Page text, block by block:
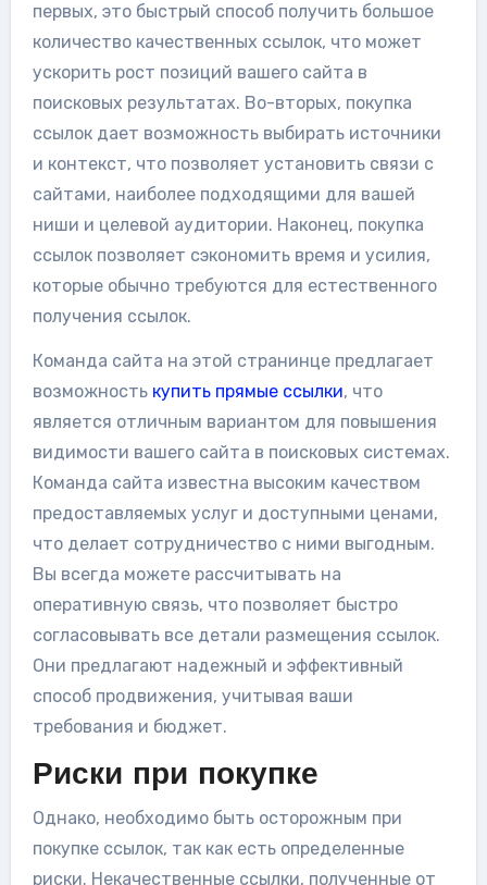
первых, это быстрый способ получить большое
количество качественных ссылок, что может
ускорить рост позиций вашего сайта в
поисковых результатах. Во-вторых, покупка
ссылок дает возможность выбирать источники
и контекст, что позволяет установить связи с
сайтами, наиболее подходящими для вашей
ниши и целевой аудитории. Наконец, покупка
ссылок позволяет сэкономить время и усилия,
которые обычно требуются для естественного
получения ссылок.
Команда сайта на этой странинце предлагает
возможность купить прямые ссылки, что
является отличным вариантом для повышения
видимости вашего сайта в поисковых системах.
Команда сайта известна высоким качеством
предоставляемых услуг и доступными ценами,
что делает сотрудничество с ними выгодным.
Вы всегда можете рассчитывать на
оперативную связь, что позволяет быстро
согласовывать все детали размещения ссылок.
Они предлагают надежный и эффективный
способ продвижения, учитывая ваши
требования и бюджет.
Риски при покупке
Однако, необходимо быть осторожным при
покупке ссылок, так как есть определенные
риски. Некачественные ссылки, полученные от